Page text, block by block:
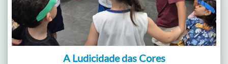
A Ludicidade das Cores